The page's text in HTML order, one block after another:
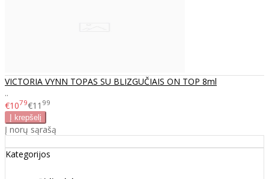
VICTORIA VYNN TOPAS SU BLIZGUČIAIS ON TOP 8ml
..
€1079€11 99
Į norų sąrašą
Kategorijos